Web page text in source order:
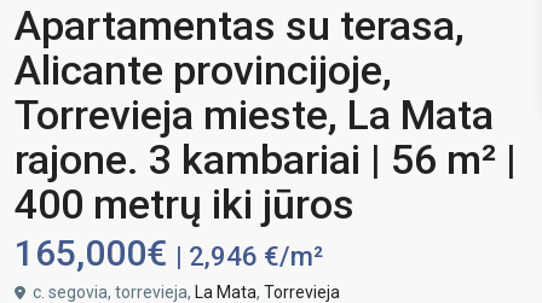
Apartamentas su terasa,
Alicante provincijoje,
Torrevieja mieste, La Mata
rajone. 3 kambariai | 56 m² |
400 metrų iki jūros
165,000€ | 2,946 €/m²
c. segovia, torrevieja, La Mata, Torrevieja